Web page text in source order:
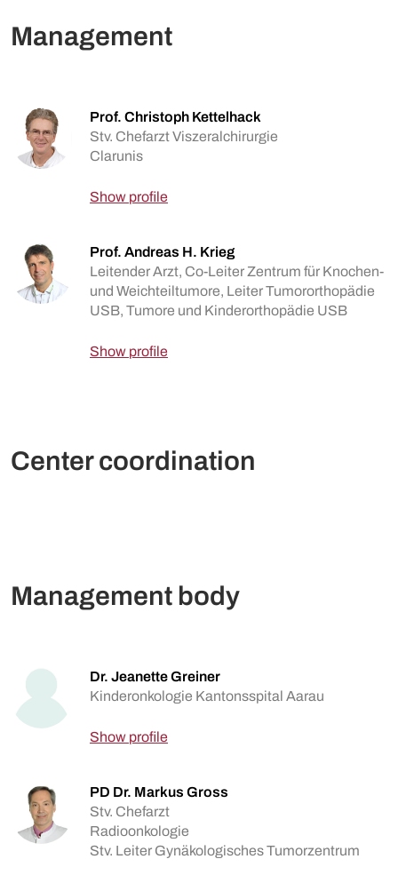
Management
Prof. Christoph Kettelhack
Stv. Chefarzt Viszeralchirurgie
Clarunis
Show profile
Prof. Andreas H. Krieg
Leitender Arzt, Co-Leiter Zentrum für Knochen-
und Weichteiltumore, Leiter Tumororthopädie
USB, Tumore und Kinderorthopädie USB
Show profile
Center coordination
Management body
Dr. Jeanette Greiner
Kinderonkologie Kantonsspital Aarau
Show profile
PD Dr. Markus Gross
Stv. Chefarzt
Radioonkologie
Stv. Leiter Gynäkologisches Tumorzentrum